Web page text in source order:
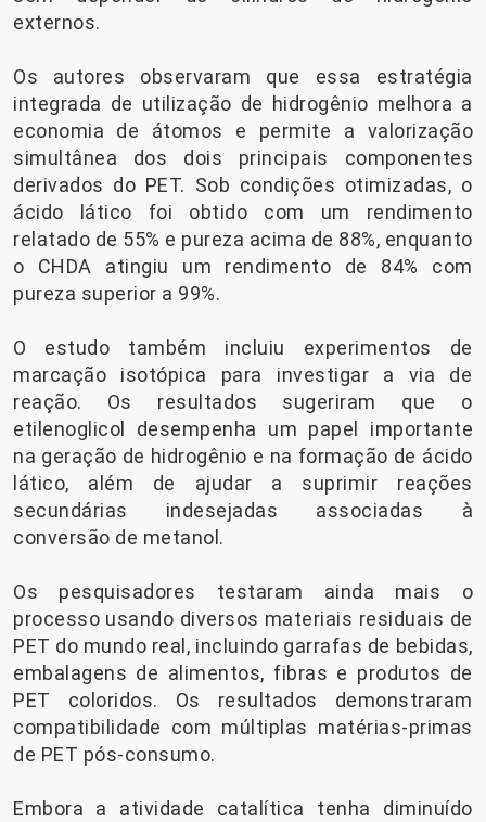
externos.
Os autores observaram que essa estratégia
integrada de utilização de hidrogênio melhora a
economia de átomos e permite a valorização
simultânea dos dois principais componentes
derivados do PET. Sob condições otimizadas, o
ácido lático foi obtido com um rendimento
relatado de 55% e pureza acima de 88%, enquanto
o CHDA atingiu um rendimento de 84% com
pureza superior a 99%.
O estudo também incluiu experimentos de
marcação isotópica para investigar a via de
reação. Os resultados sugeriram que o
etilenoglicol desempenha um papel importante
na geração de hidrogênio e na formação de ácido
lático, além de ajudar a suprimir reações
secundárias indesejadas associadas à
conversão de metanol.
Os pesquisadores testaram ainda mais o
processo usando diversos materiais residuais de
PET do mundo real, incluindo garrafas de bebidas,
embalagens de alimentos, fibras e produtos de
PET coloridos. Os resultados demonstraram
compatibilidade com múltiplas matérias-primas
de PET pós-consumo.
Embora a atividade catalítica tenha diminuído